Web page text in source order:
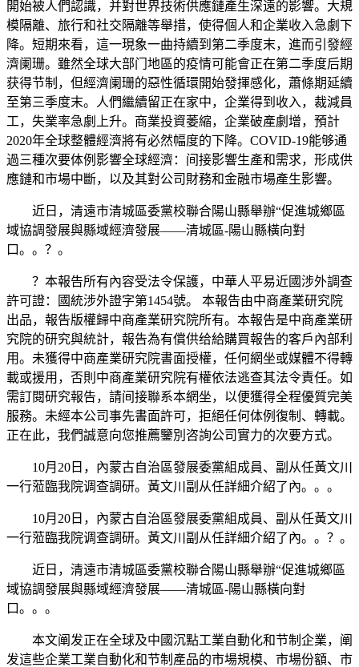
開始被人們認識，并對世界技術供應鏈產生深遠的影響。大規
模隔離、旅行和社交隔離等舉措，使得個人和企業收入急劇下
降。短期來看，這一現象一曲持續到第二季度末，進而引發經
濟阑珊。雖然全球大部门地區的疫情可能會正在第二季度后期
获得节制，但經濟阑珊的惡性循環開始發揮感化，蕭條期延續
至第三季度末。人們繼續留正在家中，企業得到收入，裁減員
工，失業率急劇上升。商業投資萎縮，企業破產劇增，預計
2020年全球整體經濟將有必然幅度的下降。COVID-19能够通
過三種次要体例影響全球經濟：间接影響生產和需求，形成供
應鏈和市場中斷，以及其對公司財務和金融市場產生影響。
近日，清遠市清城區委黨校聯合陽山縣舉辦“促進城鄉區
域協調發展與縣域經濟發展——清城區-陽山縣橫向對
口。。？。
？本報告所有內容受法令保護，中華人平易近國涉外調查
許可證：國統涉外證字第1454號。 本報告由中商產業研究院
出品，報告版權歸中商產業研究院所有。本報告是中商產業研
究院的研究與統計，報告為有償供给給購買報告的客戶內部利
用。未獲得中商產業研究院書面授權，任何網坐或媒體不得轉
載或援用，否則中商產業研究院有權依法逃查其法令責任。如
需訂閱研究報告，請间接聯系本網坐，以便獲得全程優質完美
服務。未經本公司事先書面許可，拒絕任何体例復制、轉載。
正在此，我們誠意向您推薦鑒別咨詢公司實力的次要方式。
10月20日，內蒙古自治區發展委黨組成員、副从任黃文川
一行蒞臨我院调查調研。黃文川副从任詳細介紹了內。。。
10月20日，內蒙古自治區發展委黨組成員、副从任黃文川
一行蒞臨我院调查調研。黃文川副从任詳細介紹了內。。？。
近日，清遠市清城區委黨校聯合陽山縣舉辦“促進城鄉區
域協調發展與縣域經濟發展——清城區-陽山縣橫向對
口。。。
本文阐发正在全球及中國沉點工業自動化和节制企業，阐
发這些企業工業自動化和节制產品的市場規模、市場份額、市